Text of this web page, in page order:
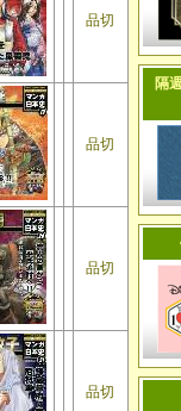
品切
品切
品切
品切
隔